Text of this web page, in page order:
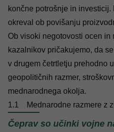
končne potrošnje in
okreval ob povišanju
Ob visoki negotovosti ocen in
kazalnikov pričakujemo, da
v drugem četrtletju prehodno
geopolitičnih razmer,
mednarodnega okolja.
1.1
Mednarodne razmere z
Čeprav so učinki vojne